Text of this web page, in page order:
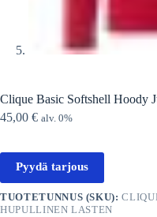
Clique Basic Softshell Hoody
45,00 € alv. 0%
Pyydä tarjous
TUOTETUNNUS (SKU):
HUPULLINEN LASTEN